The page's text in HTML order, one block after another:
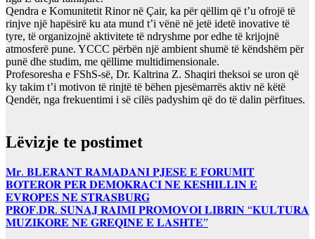
Qendra e Komunitetit Rinor në Çair, ka për qëllim që t’u ofrojë të
rinjve një hapësirë ku ata mund t’i vënë në jetë idetë inovative të
tyre, të organizojnë aktivitete të ndryshme por edhe të krijojnë
atmosferë pune. YCCC përbën një ambient shumë të këndshëm për
punë dhe studim, me qëllime multidimensionale.
Profesoresha e FShS-së, Dr. Kaltrina Z. Shaqiri theksoi se uron që
ky takim t’i motivon të rinjtë të bëhen pjesëmarrës aktiv në këtë
Qendër, nga frekuentimi i së cilës padyshim që do të dalin përfitues.
Lëvizje te postimet
𝐌𝐫. 𝐁𝐋𝐄𝐑𝐀𝐍𝐓 𝐑𝐀𝐌𝐀𝐃𝐀𝐍𝐈 𝐏𝐉𝐄𝐒𝐄 𝐄 𝐅𝐎𝐑𝐔𝐌𝐈𝐓
𝐁𝐎𝐓𝐄𝐑𝐎𝐑 𝐏𝐄𝐑 𝐃𝐄𝐌𝐎𝐊𝐑𝐀𝐂𝐈 𝐍𝐄 𝐊𝐄𝐒𝐇𝐈𝐋𝐋𝐈𝐍 𝐄
𝐄𝐕𝐑𝐎𝐏𝐄𝐒 𝐍𝐄 𝐒𝐓𝐑𝐀𝐒𝐁𝐔𝐑𝐆
𝐏𝐑𝐎𝐅.𝐃𝐑. 𝐒𝐔𝐍𝐀𝐉 𝐑𝐀𝐈𝐌𝐈 𝐏𝐑𝐎𝐌𝐎𝐕𝐎𝐈 𝐋𝐈𝐁𝐑𝐈𝐍 “𝐊𝐔𝐋𝐓𝐔𝐑𝐀
𝐌𝐔𝐙𝐈𝐊𝐎𝐑𝐄 𝐍𝐄 𝐆𝐑𝐄𝐐𝐈𝐍𝐄 𝐄 𝐋𝐀𝐒𝐇𝐓𝐄”